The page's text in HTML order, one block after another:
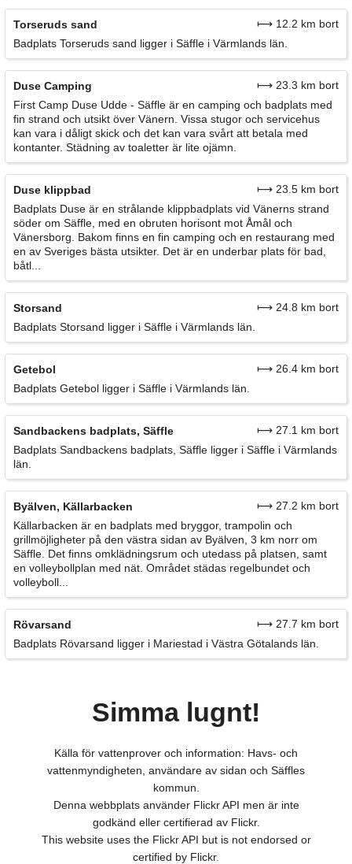
Torseruds sand
⟼ 12.2 km bort
Badplats Torseruds sand ligger i Säffle i Värmlands län.
Duse Camping
⟼ 23.3 km bort
First Camp Duse Udde - Säffle är en camping och badplats med
fin strand och utsikt över Vänern. Vissa stugor och servicehus
kan vara i dåligt skick och det kan vara svårt att betala med
kontanter. Städning av toaletter är lite ojämn.
Duse klippbad
⟼ 23.5 km bort
Badplats Duse är en strålande klippbadplats vid Vänerns strand
söder om Säffle, med en obruten horisont mot Åmål och
Vänersborg. Bakom finns en fin camping och en restaurang med
en av Sveriges bästa utsikter. Det är en underbar plats för bad,
båtl...
Storsand
⟼ 24.8 km bort
Badplats Storsand ligger i Säffle i Värmlands län.
Getebol
⟼ 26.4 km bort
Badplats Getebol ligger i Säffle i Värmlands län.
Sandbackens badplats, Säffle
⟼ 27.1 km bort
Badplats Sandbackens badplats, Säffle ligger i Säffle i Värmlands
län.
Byälven, Källarbacken
⟼ 27.2 km bort
Källarbacken är en badplats med bryggor, trampolin och
grillmöjligheter på den västra sidan av Byälven, 3 km norr om
Säffle. Det finns omklädningsrum och utedass på platsen, samt
en volleybollplan med nät. Området städas regelbundet och
volleyboll...
Rövarsand
⟼ 27.7 km bort
Badplats Rövarsand ligger i Mariestad i Västra Götalands län.
Simma lugnt!
Källa för vattenprover och information: Havs- och
vattenmyndigheten, användare av sidan och Säffles
kommun.
Denna webbplats använder Flickr API men är inte
godkänd eller certifierad av Flickr.
This website uses the Flickr API but is not endorsed or
certified by Flickr.